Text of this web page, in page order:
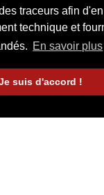
traceurs afin
technique et
En savoir plus
suis d'accord !
4 min de lecture
: vers une
et
3 min de lecture